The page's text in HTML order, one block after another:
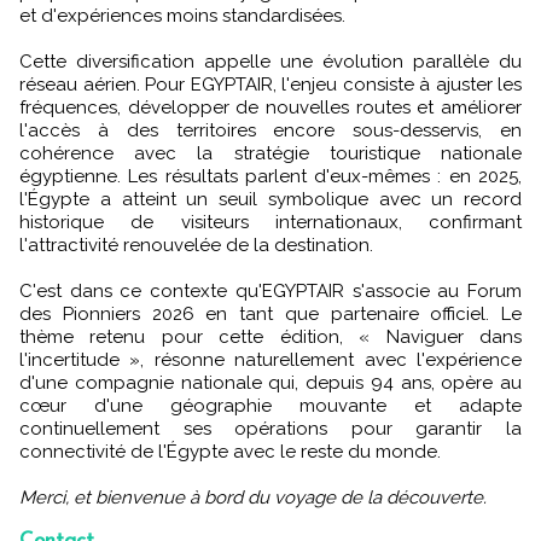
et d'expériences moins standardisées.
Cette diversification appelle une évolution parallèle du
réseau aérien. Pour EGYPTAIR, l'enjeu consiste à ajuster les
fréquences, développer de nouvelles routes et améliorer
l'accès à des territoires encore sous-desservis, en
cohérence avec la stratégie touristique nationale
égyptienne. Les résultats parlent d'eux-mêmes : en 2025,
l'Égypte a atteint un seuil symbolique avec un record
historique de visiteurs internationaux, confirmant
l'attractivité renouvelée de la destination.
C'est dans ce contexte qu'EGYPTAIR s'associe au Forum
des Pionniers 2026 en tant que partenaire officiel. Le
thème retenu pour cette édition, « Naviguer dans
l'incertitude », résonne naturellement avec l'expérience
d'une compagnie nationale qui, depuis 94 ans, opère au
cœur d'une géographie mouvante et adapte
continuellement ses opérations pour garantir la
connectivité de l'Égypte avec le reste du monde.
Merci, et bienvenue à bord du voyage de la découverte.